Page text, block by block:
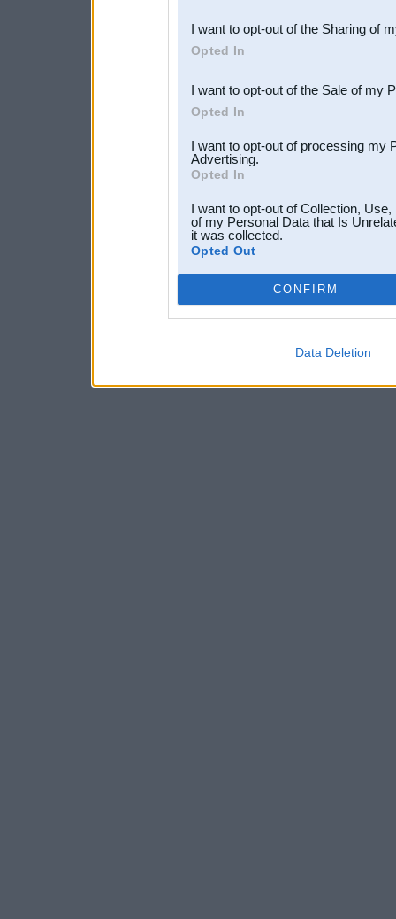
Downstream Participants
third parties.
I want to opt-out of the Sharing of
Opted In
I want to opt-out of the Sale of my
Opted In
I want to opt-out of processing my
Advertising.
Opted In
I want to opt-out of Collection,
of my Personal Data that Is
it was collected.
Opted Out
CONFIRM
Data Deletion